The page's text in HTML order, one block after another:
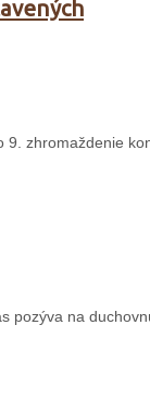
zhromaždenie
pozýva na